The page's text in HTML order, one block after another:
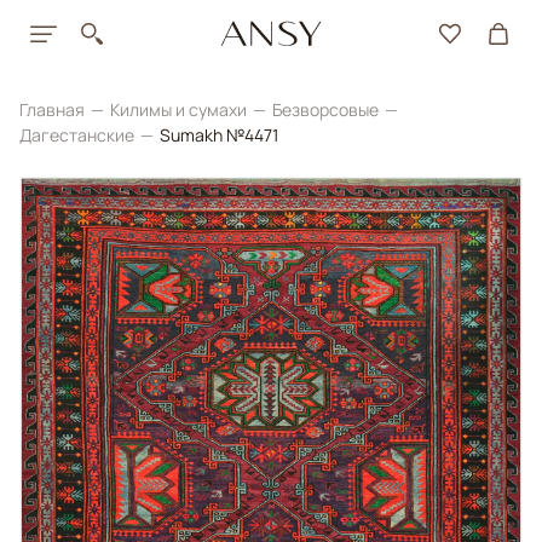
Главная Килимы и сумахи
Безворсовые
Дагестанские
Sumakh №4471